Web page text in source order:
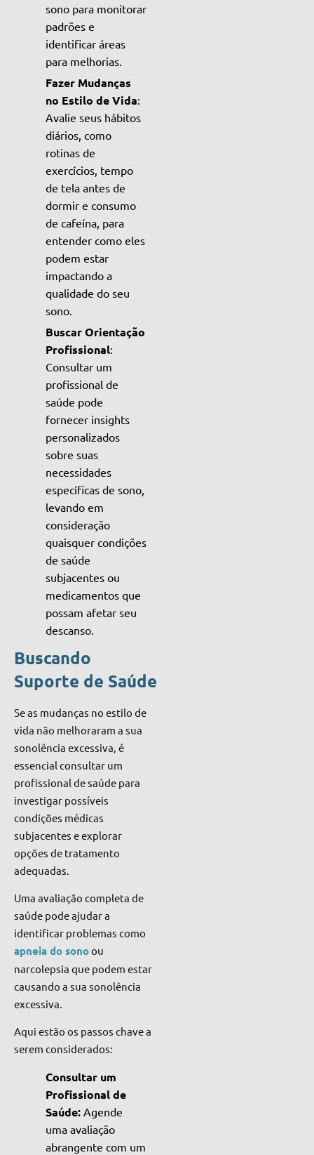
sono para monitorar
padrões e
identificar áreas
para melhorias.
Fazer Mudanças
no Estilo de Vida:
Avalie seus hábitos
diários, como
rotinas de
exercícios, tempo
de tela antes de
dormir e consumo
de cafeína, para
entender como eles
podem estar
impactando a
qualidade do seu
sono.
Buscar Orientação
Profissional:
Consultar um
profissional de
saúde pode
fornecer insights
personalizados
sobre suas
necessidades
específicas de sono,
levando em
consideração
quaisquer condições
de saúde
subjacentes ou
medicamentos que
possam afetar seu
descanso.
Buscando
Suporte de Saúde
Se as mudanças no estilo de
vida não melhoraram a sua
sonolência excessiva, é
essencial consultar um
profissional de saúde para
investigar possíveis
condições médicas
subjacentes e explorar
opções de tratamento
adequadas.
Uma avaliação completa de
saúde pode ajudar a
identificar problemas como
apneia do sonoou
narcolepsia que podem estar
causando a sua sonolência
excessiva.
Aqui estão os passos chave a
serem considerados:
Consultar um
Profissional de
Saúde: Agende
uma avaliação
abrangente com um